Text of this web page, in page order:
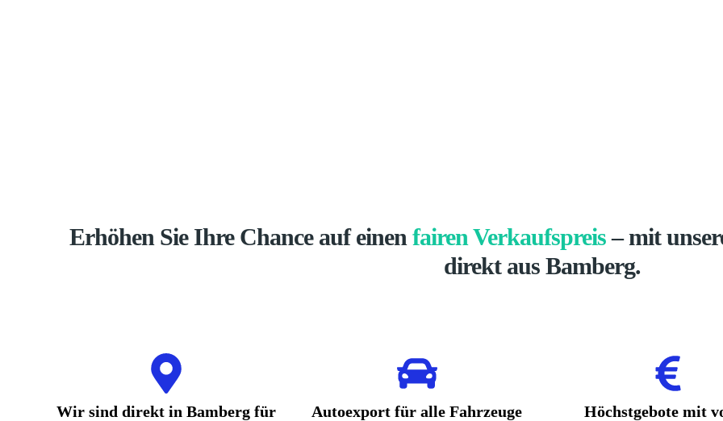
Erhöhen Sie Ihre Chance auf einen fairen Verkaufspreis– mit
direkt aus Bamberg.
Wir sind direkt in Bamberg für
Autoexport für alle Fahrzeuge
Höchstgebote mit